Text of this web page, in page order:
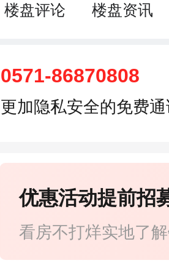
楼盘评论 楼盘资讯
0571-86870808
更加隐私安全的免费
看房不打烊实地了
优惠活动提前招